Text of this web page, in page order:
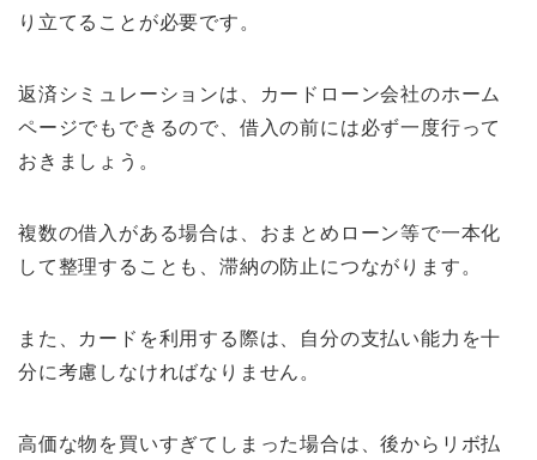
り立てることが必要です。
返済シミュレーションは、カードローン会社のホーム
ページでもできるので、借入の前には必ず一度行って
おきましょう。
複数の借入がある場合は、おまとめローン等で一本化
して整理することも、滞納の防止につながります。
また、カードを利用する際は、自分の支払い能力を十
分に考慮しなければなりません。
高価な物を買いすぎてしまった場合は、後からリボ払